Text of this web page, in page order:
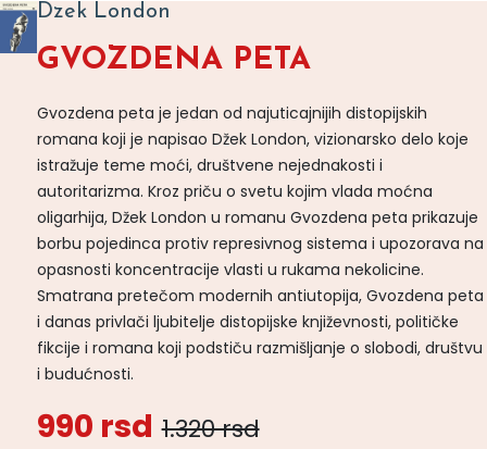
Dzek London
GVOZDENA PETA
Gvozdena peta je jedan od najuticajnijih distopijskih
romana koji je napisao Džek London, vizionarsko delo koje
istražuje teme moći, društvene nejednakosti i
autoritarizma. Kroz priču o svetu kojim vlada moćna
oligarhija, Džek London u romanu Gvozdena peta prikazuje
borbu pojedinca protiv represivnog sistema i upozorava na
opasnosti koncentracije vlasti u rukama nekolicine.
Smatrana pretečom modernih antiutopija, Gvozdena peta
i danas privlači ljubitelje distopijske književnosti, političke
fikcije i romana koji podstiču razmišljanje o slobodi, društvu
i budućnosti.
990 rsd 1.320 rsd